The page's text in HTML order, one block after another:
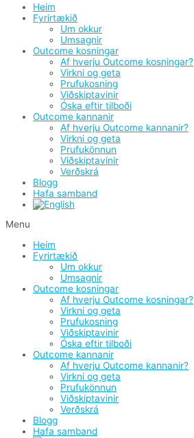
Heim
Fyrirtækið
Um okkur
Umsagnir
Outcome kosningar
Af hverju Outcome kosningar?
Virkni og geta
Prufukosning
Viðskiptavinir
Óska eftir tilboði
Outcome kannanir
Af hverju Outcome kannanir?
Virkni og geta
Prufukönnun
Viðskiptavinir
Verðskrá
Blogg
Hafa samband
Menu
Heim
Fyrirtækið
Um okkur
Umsagnir
Outcome kosningar
Af hverju Outcome kosningar?
Virkni og geta
Prufukosning
Viðskiptavinir
Óska eftir tilboði
Outcome kannanir
Af hverju Outcome kannanir?
Virkni og geta
Prufukönnun
Viðskiptavinir
Verðskrá
Blogg
Hafa samband